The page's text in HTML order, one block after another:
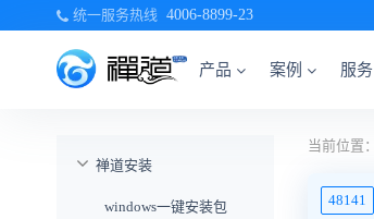
统一服务热线 4006-8899-23
产品 案例 服务
禅道安装
windows一键安装包
当前位置：
48141